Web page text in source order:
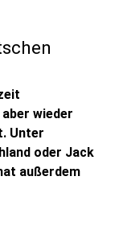
wieder
Unter
oder Jack
außerdem